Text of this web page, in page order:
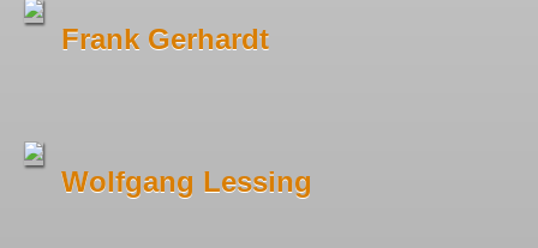
Frank Gerhardt
Wolfgang Lessing